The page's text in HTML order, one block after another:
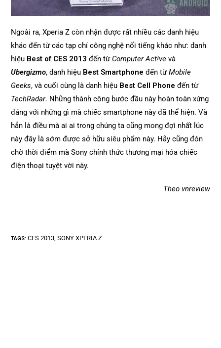
Ngoài ra, Xperia Z còn nhận được rất nhiều các danh hiệu
khác đến từ các tạp chí công nghệ nổi tiếng khác như: danh
hiệu Best of CES 2013 đến từ Computer Act!ve và
Ubergizmo, danh hiệu Best Smartphone đến từMobile
Geeks, và cuối cùng là danh hiệu Best Cell Phone đến từ
TechRadar. Những thành công bước đầu này hoàn toàn xứng
đáng với những gì mà chiếc smartphone này đã thể hiện. Và
hẳn là điều mà ai ai trong chúng ta cũng mong đợi nhất lúc
này đây là sớm được sở hữu siêu phẩm này. Hãy cũng đón
chờ thời điểm mà Sony chính thức thương mại hóa chiếc
điện thoại tuyệt vời này.
Theo vnreview
TAGS:CES 2013, SONY XPERIA Z